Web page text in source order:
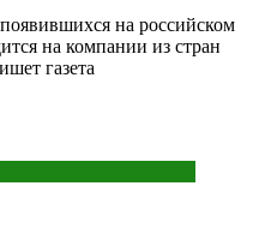
на российском
на компании из стран
газета